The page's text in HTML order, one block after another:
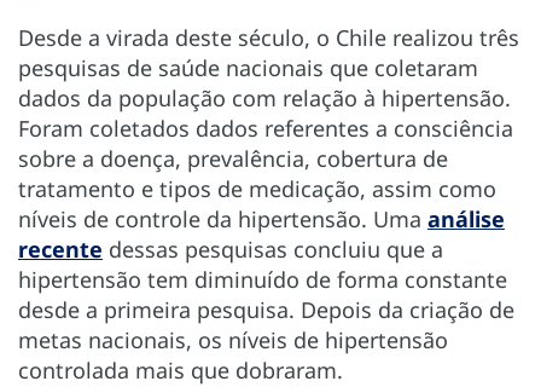
Desde a virada deste século, o Chile realizou três
pesquisas de saúde nacionais que coletaram
dados da população com relação à hipertensão.
Foram coletados dados referentes a consciência
sobre a doença, prevalência, cobertura de
tratamento e tipos de medicação, assim como
níveis de controle da hipertensão. Uma análise
recente dessas pesquisas concluiu que a
hipertensão tem diminuído de forma constante
desde a primeira pesquisa. Depois da criação de
metas nacionais, os níveis de hipertensão
controlada mais que dobraram.